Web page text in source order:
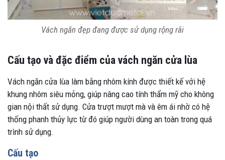
Vách ngăn đẹp đang được sử dụng rộng rãi
Cấu tạo và đặc điểm của vách ngăn cửa lùa
Vách ngăn cửa lùa làm bằng nhôm kính được thiết kế với hệ
khung nhôm siêu mỏng, giúp nâng cao tính thẩm mỹ cho không
gian nội thất sử dụng. Cửa trượt mượt mà và êm ái nhờ có hệ
thống phanh thủy lực từ đó giúp người dùng an toàn trong quá
trình sử dụng.
Cấu tạo